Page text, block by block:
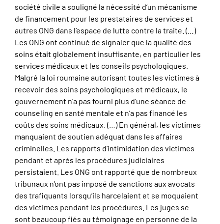
société civile a souligné la nécessité d’un mécanisme
de financement pour les prestataires de services et
autres ONG dans l’espace de lutte contre la traite. (…)
Les ONG ont continué de signaler que la qualité des
soins était globalement insuffisante, en particulier les
services médicaux et les conseils psychologiques.
Malgré la loi roumaine autorisant toutes les victimes à
recevoir des soins psychologiques et médicaux, le
gouvernement n’a pas fourni plus d’une séance de
counseling en santé mentale et n’a pas financé les
coûts des soins médicaux. (…) En général, les victimes
manquaient de soutien adéquat dans les affaires
criminelles. Les rapports d’intimidation des victimes
pendant et après les procédures judiciaires
persistaient. Les ONG ont rapporté que de nombreux
tribunaux n’ont pas imposé de sanctions aux avocats
des trafiquants lorsqu’ils harcelaient et se moquaient
des victimes pendant les procédures. Les juges se
sont beaucoup fiés au témoignage en personne de la